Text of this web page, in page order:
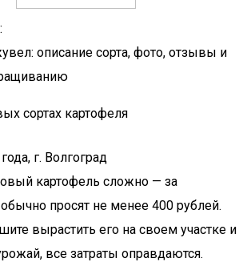
описание сорта, фото, отзывы и
сортах картофеля
г. Волгоград
картофель сложно — за
просят не менее 400 рублей.
вырастить его на своем участке и
все затраты оправдаются.